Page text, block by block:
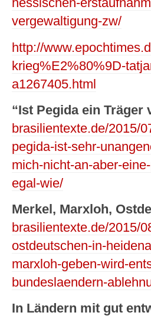
hessischen-
vergewaltigung-zw/
http://
krieg%E2%80%9D-
a1267405.html
“Ist Pegida ein
brasilientexte.de/2015/
pegida-ist-sehr-
mich-nicht-an-aber-
egal-wie/
Merkel, Marxloh,
brasilientexte.de/2015/
ostdeutschen-in-
marxloh-geben-wird-
bundeslaendern-
In Ländern mit gut